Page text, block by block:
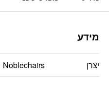
מידע
יצרן Noblechairs